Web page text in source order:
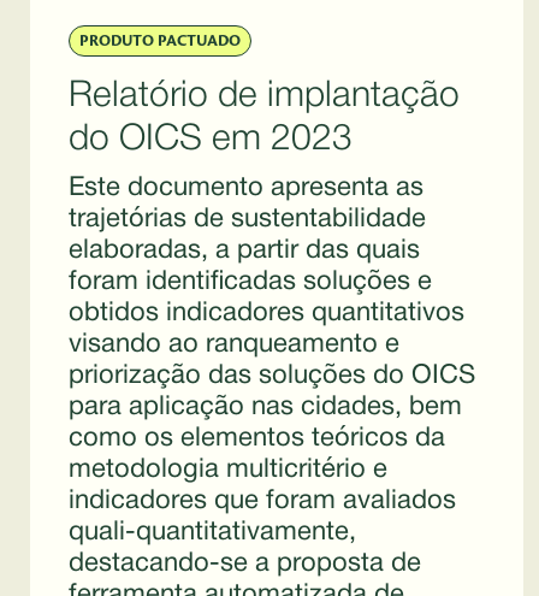
PRODUTO PACTUADO
Relatório de implantação
do OICS em 2023
Este documento apresenta as
trajetórias de sustentabilidade
elaboradas, a partir das quais
foram identificadas soluções e
obtidos indicadores quantitativos
visando ao ranqueamento e
priorização das soluções do OICS
para aplicação nas cidades, bem
como os elementos teóricos da
metodologia multicritério e
indicadores que foram avaliados
quali-quantitativamente,
destacando-se a proposta de